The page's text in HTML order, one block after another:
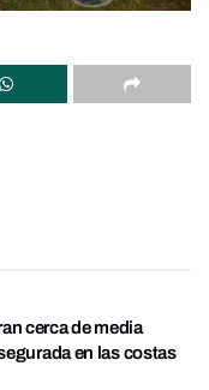
cerca de media
en las costas